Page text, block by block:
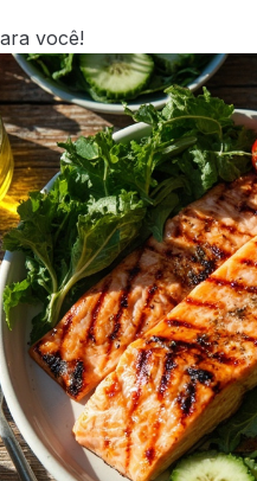
você!